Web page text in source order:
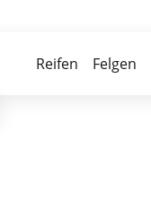
Reifen Felgen